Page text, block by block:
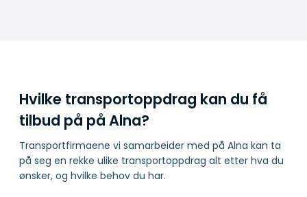
Hvilke transportoppdrag kan du få
tilbud på på Alna?
Transportfirmaene vi samarbeider med på Alna kan ta
på seg en rekke ulike transportoppdrag alt etter hva du
ønsker, og hvilke behov du har.